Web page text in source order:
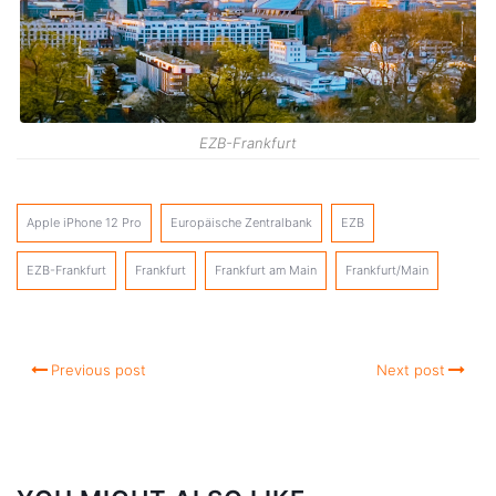
EZB-Frankfurt
Apple iPhone 12 Pro Europäische Zentralbank EZB
EZB-Frankfurt Frankfurt Frankfurt am Main Frankfurt/Main
Previous post Next post